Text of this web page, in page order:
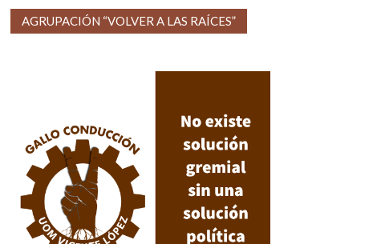
AGRUPACIÓN “VOLVER A LAS RAÍCES”